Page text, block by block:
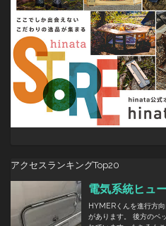
アクセスランキングTop20